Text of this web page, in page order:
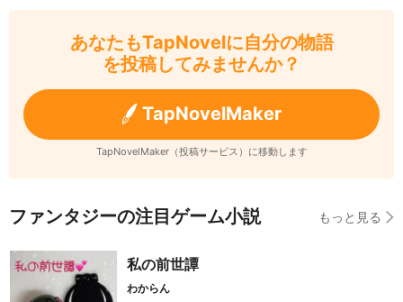
あなたもTapNovelに自分の物語
を投稿してみませんか？
TapNovelMaker
TapNovelMaker（投稿サービス）に移動します
ファンタジーの注目ゲーム小説 もっと見る
私の前世譚
わからん